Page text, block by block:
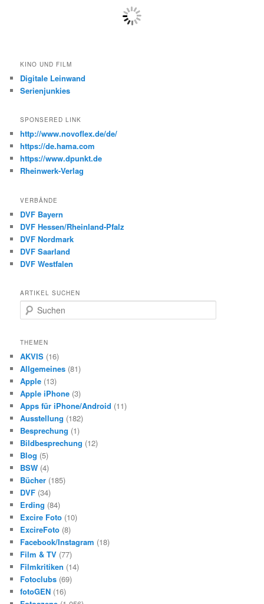
KINO UND FILM
Digitale Leinwand
Serienjunkies
SPONSERED LINK
http://www.novoflex.de/de/
https://de.hama.com
https://www.dpunkt.de
Rheinwerk-Verlag
VERBÄNDE
DVF Bayern
DVF Hessen/Rheinland-Pfalz
DVF Nordmark
DVF Saarland
DVF Westfalen
ARTIKEL SUCHEN
u
h
n
THEMEN
AKVIS (16)
Allgemeines (81)
Apple (13)
Apple iPhone (3)
Apps für iPhone/Android (11)
Ausstellung (182)
Besprechung (1)
Bildbesprechung (12)
Blog (5)
BSW (4)
Bücher (185)
DVF (34)
Erding (84)
Excire Foto (10)
ExcireFoto (8)
Facebook/Instagram (18)
Film & TV (77)
Filmkritiken (14)
Fotoclubs (69)
fotoGEN (16)